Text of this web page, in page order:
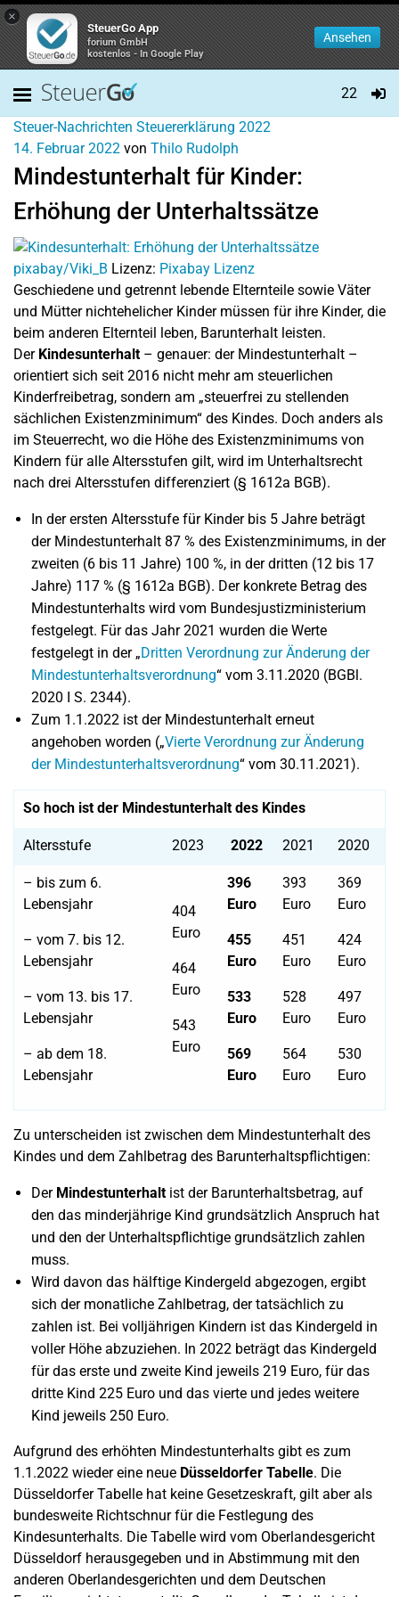
×
SteuerGo App
forium GmbH
kostenlos - In Google Play
Ansehen
22
Steuer-Nachrichten Steuererklärung 2022
14. Februar 2022 von Thilo Rudolph
Mindestunterhalt für Kinder:
Erhöhung der Unterhaltssätze
pixabay/Viki_B Lizenz: Pixabay Lizenz
Geschiedene und getrennt lebende Elternteile sowie Väter
und Mütter nichtehelicher Kinder müssen für ihre Kinder, die
beim anderen Elternteil leben, Barunterhalt leisten.
Der Kindesunterhalt– genauer: der Mindestunterhalt –
orientiert sich seit 2016 nicht mehr am steuerlichen
Kinderfreibetrag, sondern am „steuerfrei zu stellenden
sächlichen Existenzminimum“ des Kindes. Doch anders als
im Steuerrecht, wo die Höhe des Existenzminimums von
Kindern für alle Altersstufen gilt, wird im Unterhaltsrecht
nach drei Altersstufen differenziert (§ 1612a BGB).
In der ersten Altersstufe für Kinder bis 5 Jahre beträgt
der Mindestunterhalt 87 % des Existenzminimums, in der
zweiten (6 bis 11 Jahre) 100 %, in der dritten (12 bis 17
Jahre) 117 % (§ 1612a BGB). Der konkrete Betrag des
Mindestunterhalts wird vom Bundesjustizministerium
festgelegt. Für das Jahr 2021 wurden die Werte
festgelegt in der „Dritten Verordnung zur Änderung der
Mindestunterhaltsverordnung“ vom 3.11.2020 (BGBl.
2020 I S. 2344).
Zum 1.1.2022 ist der Mindestunterhalt erneut
angehoben worden („Vierte Verordnung zur Änderung
der Mindestunterhaltsverordnung“ vom 30.11.2021).
So hoch ist der Mindestunterhalt des Kindes
Altersstufe 2023 2022 2021 2020
– bis zum 6.
Lebensjahr
– vom 7. bis 12.
Lebensjahr
– vom 13. bis 17.
Lebensjahr
– ab dem 18.
Lebensjahr
404
Euro
464
Euro
543
Euro
396
Euro
455
Euro
533
Euro
569
Euro
393
Euro
451
Euro
528
Euro
564
Euro
369
Euro
424
Euro
497
Euro
530
Euro
Zu unterscheiden ist zwischen dem Mindestunterhalt des
Kindes und dem Zahlbetrag des Barunterhaltspflichtigen:
Der Mindestunterhaltist der Barunterhaltsbetrag, auf
den das minderjährige Kind grundsätzlich Anspruch hat
und den der Unterhaltspflichtige grundsätzlich zahlen
muss.
Wird davon das hälftige Kindergeld abgezogen, ergibt
sich der monatliche Zahlbetrag, der tatsächlich zu
zahlen ist. Bei volljährigen Kindern ist das Kindergeld in
voller Höhe abzuziehen. In 2022 beträgt das Kindergeld
für das erste und zweite Kind jeweils 219 Euro, für das
dritte Kind 225 Euro und das vierte und jedes weitere
Kind jeweils 250 Euro.
Aufgrund des erhöhten Mindestunterhalts gibt es zum
1.1.2022 wieder eine neue Düsseldorfer Tabelle. Die
Düsseldorfer Tabelle hat keine Gesetzeskraft, gilt aber als
bundesweite Richtschnur für die Festlegung des
Kindesunterhalts. Die Tabelle wird vom Oberlandesgericht
Düsseldorf herausgegeben und in Abstimmung mit den
anderen Oberlandesgerichten und dem Deutschen